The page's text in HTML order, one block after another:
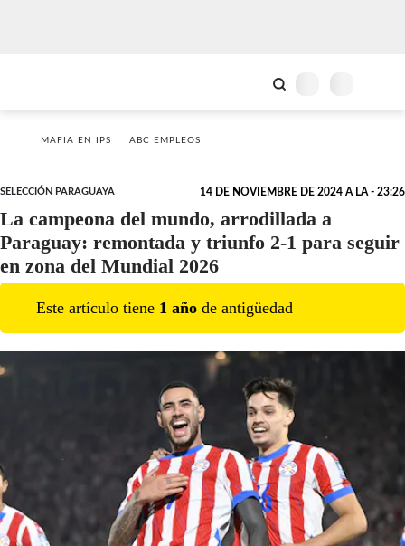
MAFIA EN IPS ABC EMPLEOS
SELECCIÓN PARAGUAYA 14 DE NOVIEMBRE DE 2024 A LA - 23:26
La campeona del mundo, arrodillada a
Paraguay: remontada y triunfo 2-1 para seguir
en zona del Mundial 2026
Este artículo tiene 1 año de antigüedad